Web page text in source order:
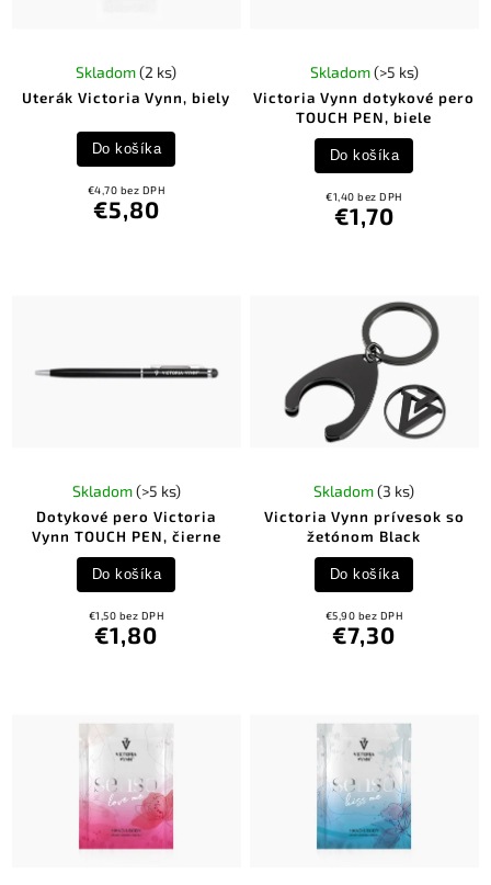
Uterák Victoria Vynn, biely
Skladom(2 ks)
€4,70 bez DPH
€5,80
Do košíka
Victoria Vynn dotykové pero
TOUCH PEN, biele
Skladom(>5 ks)
€1,40 bez DPH
€1,70
Do košíka
Dotykové pero Victoria
Vynn TOUCH PEN, čierne
Skladom(>5 ks)
€1,50 bez DPH
€1,80
Do košíka
Victoria Vynn prívesok so
žetónom Black
Skladom(3 ks)
€5,90 bez DPH
€7,30
Do košíka